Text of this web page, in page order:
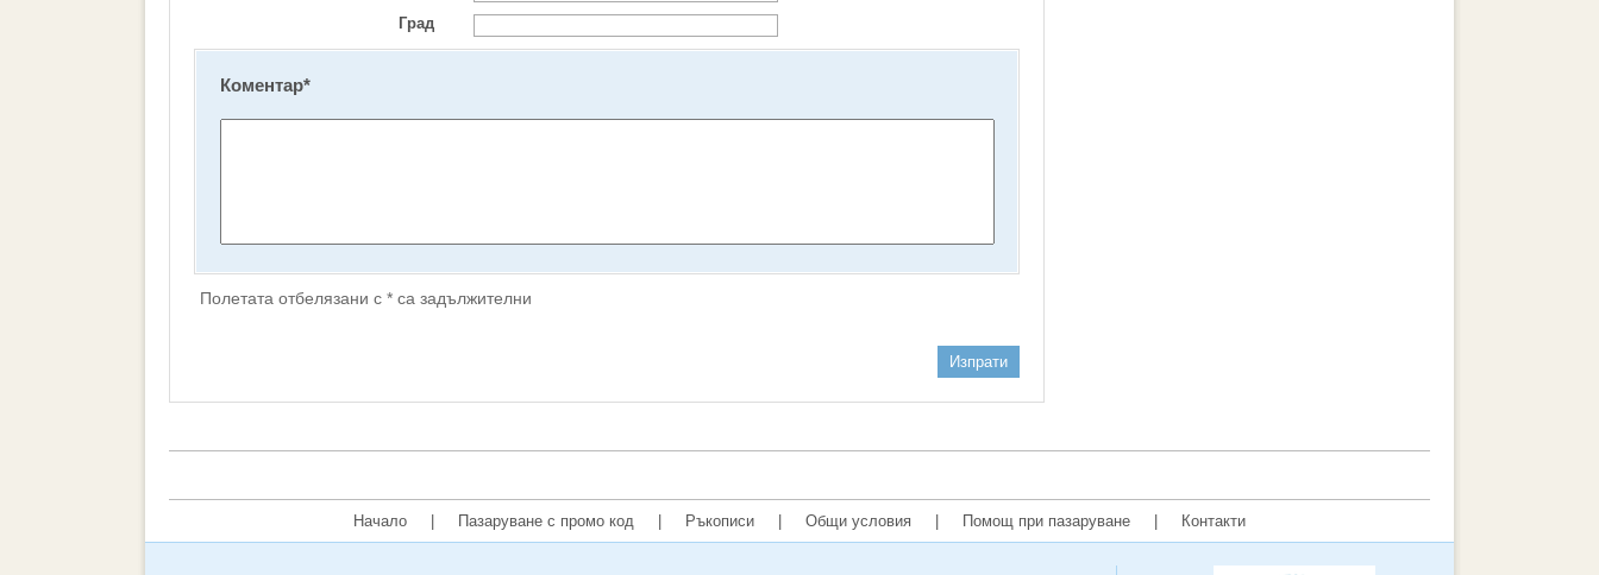
Град
Коментар*
Полетата отбелязани с * са задължителни
Изпрати
Начало Пазаруване с промо код Ръкописи Общи условия Помощ при пазаруване Контакти